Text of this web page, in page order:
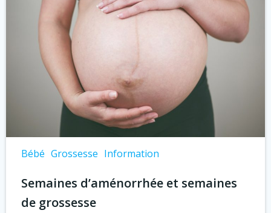
Bébé Grossesse Information
Semaines d’aménorrhée et semaines
de grossesse